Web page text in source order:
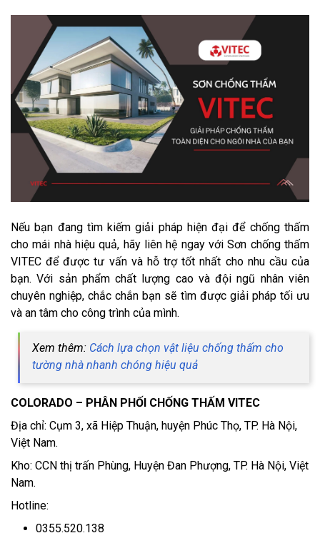
Nếu bạn đang tìm kiếm giải pháp hiện đại để chống thấm
cho mái nhà hiệu quả, hãy liên hệ ngay với Sơn chống thấm
VITEC để được tư vấn và hỗ trợ tốt nhất cho nhu cầu của
bạn. Với sản phẩm chất lượng cao và đội ngũ nhân viên
chuyên nghiệp, chắc chắn bạn sẽ tìm được giải pháp tối ưu
và an tâm cho công trình của mình.
Xem thêm: Cách lựa chọn vật liệu chống thấm cho
tường nhà nhanh chóng hiệu quả
COLORADO – PHÂN PHỐI CHỐNG THẤM VITEC
Địa chỉ: Cụm 3, xã Hiệp Thuận, huyện Phúc Thọ, TP. Hà Nội,
Việt Nam.
Kho: CCN thị trấn Phùng, Huyện Đan Phượng, TP. Hà Nội, Việt
Nam.
Hotline:
0355.520.138